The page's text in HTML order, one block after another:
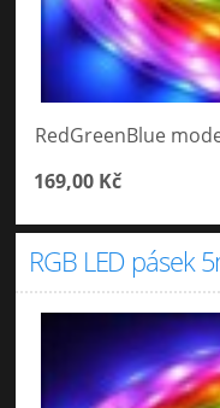
RedGreenBlue
169,00 Kč
RGB LED pásek